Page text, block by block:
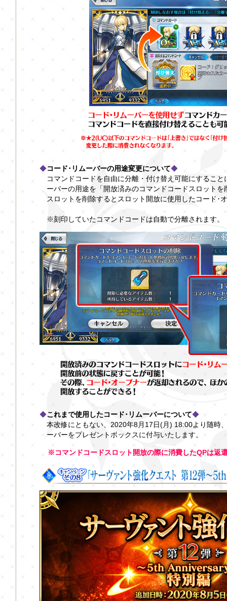
◆コード･リムーバーの用途変更について◆
コマンドコードを自由に分離・付け替え可能にするこ
ーバーの用途を「開放済みのコマンドコードスロット
スロットを削除するとスロット開放に使用したコード･
※刻印していたコマンドコードは自動で分離されます。
◆これまで使用したコード･リムーバーについて◆
本改修にともない、2020年8月17日(月) 18:00より随時
ーバーをプレゼントボックスに付与いたします。
※コマンドコードスロット開放の際に消費したQPは返